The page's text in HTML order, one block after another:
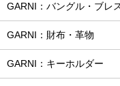
GARNI：バングル・ブレ
GARNI：財布・革物
GARNI：キーホルダー